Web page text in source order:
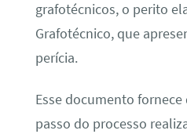
grafotécnicos, o perito
Grafotécnico, que
perícia.
Esse documento
passo do processo